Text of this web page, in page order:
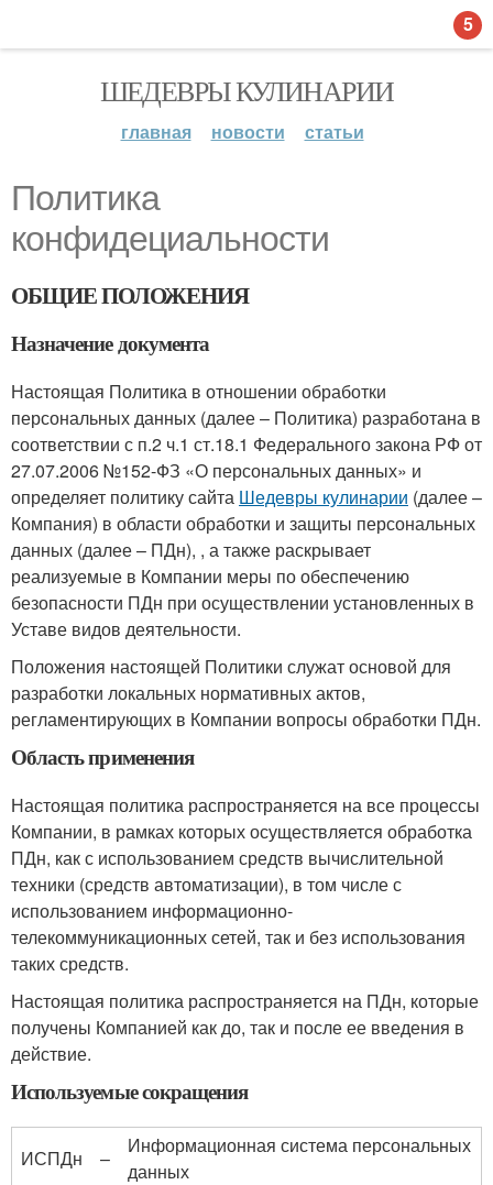
ШЕДЕВРЫ КУЛИНАРИИ
главная новости статьи
Политика
конфидециальности
ОБЩИЕ ПОЛОЖЕНИЯ
Назначение документа
Настоящая Политика в отношении обработки
персональных данных (далее – Политика) разработана в
соответствии с п.2 ч.1 ст.18.1 Федерального закона РФ от
27.07.2006 №152-ФЗ «О персональных данных» и
определяет политику сайта Шедевры кулинарии (далее –
Компания) в области обработки и защиты персональных
данных (далее – ПДн), , а также раскрывает
реализуемые в Компании меры по обеспечению
безопасности ПДн при осуществлении установленных в
Уставе видов деятельности.
Положения настоящей Политики служат основой для
разработки локальных нормативных актов,
регламентирующих в Компании вопросы обработки ПДн.
Область применения
Настоящая политика распространяется на все процессы
Компании, в рамках которых осуществляется обработка
ПДн, как с использованием средств вычислительной
техники (средств автоматизации), в том числе с
использованием информационно-
телекоммуникационных сетей, так и без использования
таких средств.
Настоящая политика распространяется на ПДн, которые
получены Компанией как до, так и после ее введения в
действие.
Используемые сокращения
ИСПДн –
Информационная система персональных
данных
5